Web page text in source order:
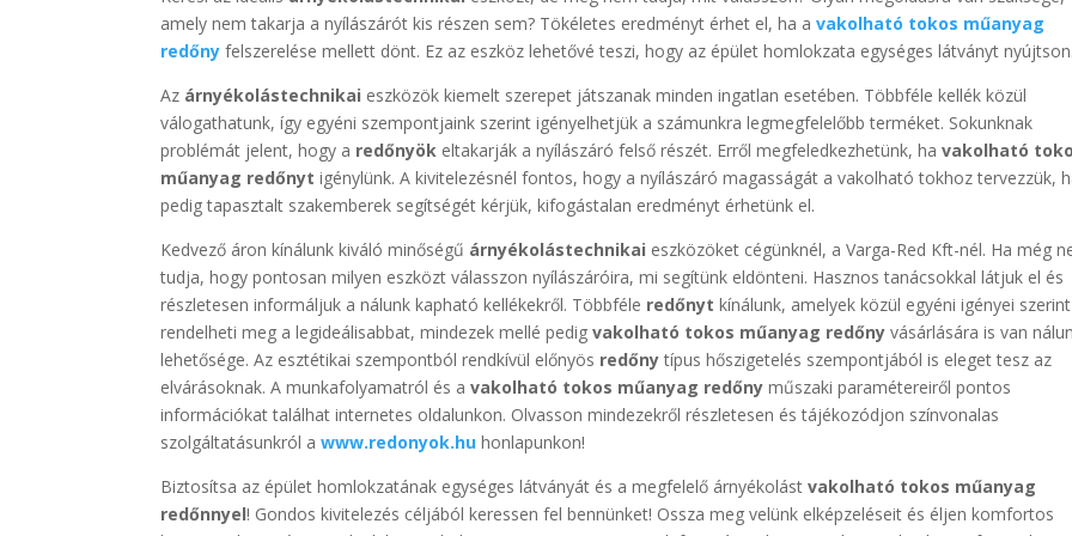
amely nem takarja a nyílászárót kis részen sem? Tökéletes eredményt érhet el, ha avakolható tokos műanyag
redőnyfelszerelése mellett dönt. Ez az eszköz lehetővé teszi, hogy az épület homlokzata egységes látványt nyújtson.
Az árnyékolástechnikai eszközök kiemelt szerepet játszanak minden ingatlan esetében. Többféle kellék közül
válogathatunk, így egyéni szempontjaink szerint igényelhetjük a számunkra legmegfelelőbb terméket. Sokunknak
problémát jelent, hogy a redőnyök eltakarják a nyílászáró felső részét. Erről megfeledkezhetünk, havakolható
műanyag redőnytigénylünk. A kivitelezésnél fontos, hogy a nyílászáró magasságát a vakolható tokhoz tervezzük,
pedig tapasztalt szakemberek segítségét kérjük, kifogástalan eredményt érhetünk el.
Kedvező áron kínálunk kiváló minőségű árnyékolástechnikai eszközöket cégünknél, a Varga-Red Kft-nél. Ha még
tudja, hogy pontosan milyen eszközt válasszon nyílászáróira, mi segítünk eldönteni. Hasznos tanácsokkal látjuk el és
részletesen informáljuk a nálunk kapható kellékekről. Többféle redőnytkínálunk, amelyek közül egyéni igényei szerint
rendelheti meg a legideálisabbat, mindezek mellé pedigvakolható tokos műanyag redőnyvásárlására is van
lehetősége. Az esztétikai szempontból rendkívül előnyös redőnytípus hőszigetelés szempontjából is eleget tesz az
elvárásoknak. A munkafolyamatról és avakolható tokos műanyag redőnyműszaki paramétereiről pontos
információkat találhat internetes oldalunkon. Olvasson mindezekről részletesen és tájékozódjon színvonalas
szolgáltatásunkról awww.redonyok.huhonlapunkon!
Biztosítsa az épület homlokzatának egységes látványát és a megfelelő árnyékolástvakolható tokos műanyag
redőnnyel! Gondos kivitelezés céljából keressen fel bennünket! Ossza meg velünk elképzeléseit és éljen komfortos